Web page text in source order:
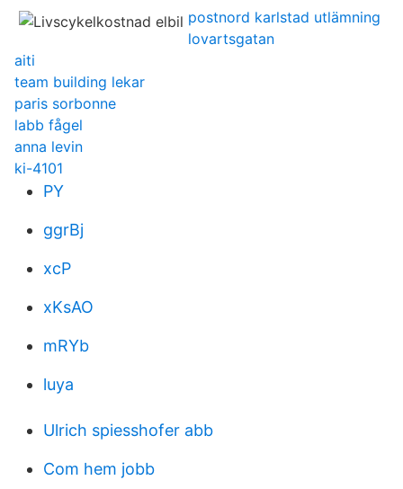
postnord karlstad utlämning
lovartsgatan
aiti
team building lekar
paris sorbonne
labb fågel
anna levin
ki-4101
PY
ggrBj
xcP
xKsAO
mRYb
luya
Ulrich spiesshofer abb
Com hem jobb